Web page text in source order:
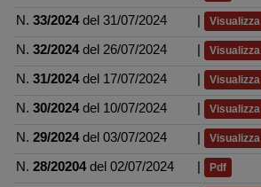
N. 33/2024del 31/07/2024 Visualizza
N. 32/2024del 26/07/2024 Visualizza
N. 31/2024del 17/07/2024 Visualizza
N. 30/2024del 10/07/2024 Visualizza
N. 29/2024del 03/07/2024 Visualizza
N. 28/20204del 02/07/2024 Pdf